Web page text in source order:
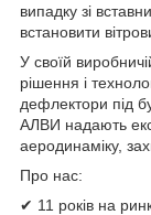
випадку зі
встановити
У своїй
рішення і
дефлектори під
АЛВИ надають
аеродинаміку,
Про нас:
✔ 11 років на